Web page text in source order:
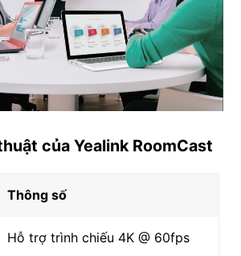
của Yealink RoomCast
Thông số
Hỗ trợ trình chiếu 4K @ 60fps